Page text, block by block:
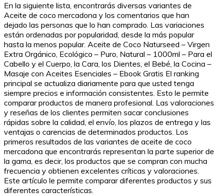
En la siguiente lista, encontrarás diversas variantes de
Aceite de coco mercadona y los comentarios que han
dejado las personas que lo han comprado. Las variaciones
están ordenadas por popularidad, desde la más popular
hasta la menos popular. Aceite de Coco Naturseed – Virgen
Extra Orgánico, Ecológico – Puro, Natural – 1000ml – Para el
Cabello y el Cuerpo, la Cara, los Dientes, el Bebé, la Cocina –
Masaje con Aceites Esenciales – Ebook Gratis El ranking
principal se actualiza diariamente para que usted tenga
siempre precios e información consistentes. Esto le permite
comparar productos de manera profesional. Las valoraciones
y reseñas de los clientes permiten sacar conclusiones
rápidas sobre la calidad, el envío, los plazos de entrega y las
ventajas o carencias de determinados productos. Los
primeros resultados de las variantes de aceite de coco
mercadona que encontrarás representan la parte superior de
la gama, es decir, los productos que se compran con mucha
frecuencia y obtienen excelentes críticas y valoraciones.
Este artículo le permite comparar diferentes productos y sus
diferentes características.